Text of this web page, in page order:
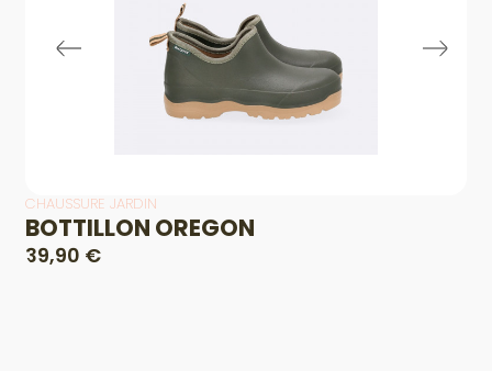
CHAUSSURE JARDIN
BOTTILLON OREGON
39,90 €